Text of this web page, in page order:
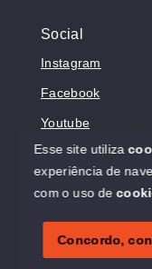
Social
Instagram
Facebook
Youtube
© Copyright 2026 -
SITE PARA IMOBILIARIA
Esse site utiliza
experiência de
com o uso de
Concordo,